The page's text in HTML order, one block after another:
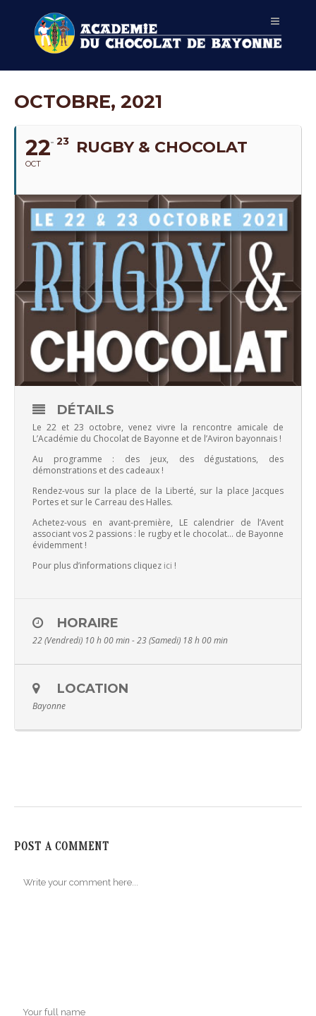
OCTOBRE, 2021
22
OCT
23 RUGBY & CHOCOLAT
DÉTAILS
Le 22 et 23 octobre, venez vivre la rencontre amicale de
L’Académie du Chocolat de Bayonne et de l’Aviron bayonnais !
Au programme : des jeux, des dégustations, des
démonstrations et des cadeaux !
Rendez-vous sur la place de la Liberté, sur la place Jacques
Portes et sur le Carreau des Halles.
Achetez-vous en avant-première, LE calendrier de l’Avent
associant vos 2 passions : le rugby et le chocolat… de Bayonne
évidemment !
Pour plus d’informations cliquez ici !
HORAIRE
22 (Vendredi) 10 h 00 min - 23 (Samedi) 18 h 00 min
LOCATION
Bayonne
POST A COMMENT